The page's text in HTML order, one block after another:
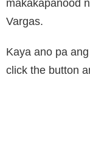
makakapanood
Vargas.
Kaya ano pa
click the button